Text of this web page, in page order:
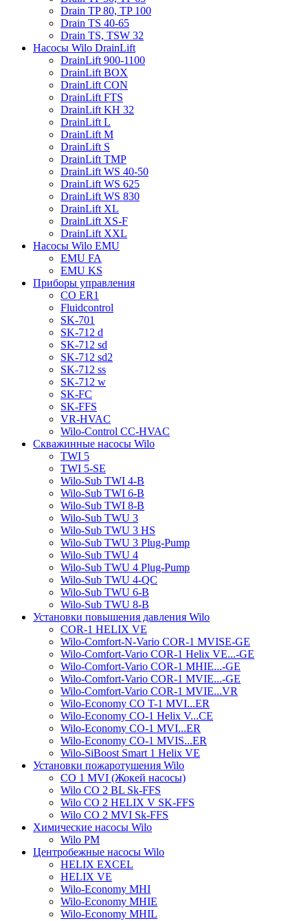
Drain TP 80, TP 100
Drain TS 40-65
Drain TS, TSW 32
Насосы Wilo DrainLift
DrainLift 900-1100
DrainLift BOX
DrainLift CON
DrainLift FTS
DrainLift KH 32
DrainLift L
DrainLift M
DrainLift S
DrainLift TMP
DrainLift WS 40-50
DrainLift WS 625
DrainLift WS 830
DrainLift XL
DrainLift XS-F
DrainLift XXL
Насосы Wilo EMU
EMU FA
EMU KS
Приборы управления
CO ER1
Fluidcontrol
SK-701
SK-712 d
SK-712 sd
SK-712 sd2
SK-712 ss
SK-712 w
SK-FC
SK-FFS
VR-HVAC
Wilo-Control CC-HVAC
Скважинные насосы Wilo
TWI 5
TWI 5-SE
Wilo-Sub TWI 4-B
Wilo-Sub TWI 6-B
Wilo-Sub TWI 8-B
Wilo-Sub TWU 3
Wilo-Sub TWU 3 HS
Wilo-Sub TWU 3 Plug-Pump
Wilo-Sub TWU 4
Wilo-Sub TWU 4 Plug-Pump
Wilo-Sub TWU 4-QC
Wilo-Sub TWU 6-B
Wilo-Sub TWU 8-B
Установки повышения давления Wilo
COR-1 HELIX VE
Wilo-Comfort-N-Vario COR-1 MVISE-GE
Wilo-Comfort-Vario COR-1 Helix VE...-GE
Wilo-Comfort-Vario COR-1 MHIE...-GE
Wilo-Comfort-Vario COR-1 MVIE...-GE
Wilo-Comfort-Vario COR-1 MVIE...VR
Wilo-Economy CO T-1 MVI...ER
Wilo-Economy CO-1 Helix V...CE
Wilo-Economy CO-1 MVI...ER
Wilo-Economy CO-1 MVIS...ER
Wilo-SiBoost Smart 1 Helix VE
Установки пожаротушения Wilo
CO 1 MVI (Жокей насосы)
Wilo CO 2 BL Sk-FFS
Wilo CO 2 HELIX V SK-FFS
Wilo CO 2 MVI Sk-FFS
Химические насосы Wilo
Wilo PM
Центробежные насосы Wilo
HELIX EXCEL
HELIX VE
Wilo-Economy MHI
Wilo-Economy MHIE
Wilo-Economy MHIL